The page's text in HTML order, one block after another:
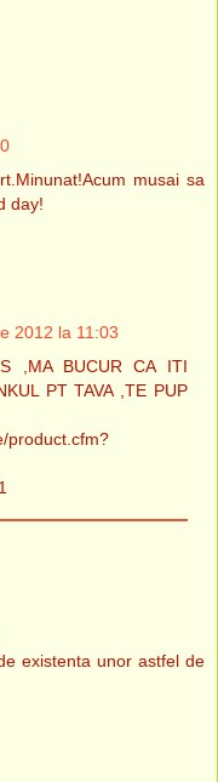
musai sa
day!
2012 la 11:03
,MA BUCUR CA ITI
PT TAVA ,TE PUP
product.cfm?
existenta unor astfel de